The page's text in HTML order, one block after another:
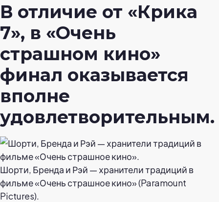
В отличие от «Крика
7», в «Очень
страшном кино»
финал оказывается
вполне
удовлетворительным.
Шорти, Бренда и Рэй — хранители традиций в
фильме «Очень страшное кино» (Paramount
Pictures).